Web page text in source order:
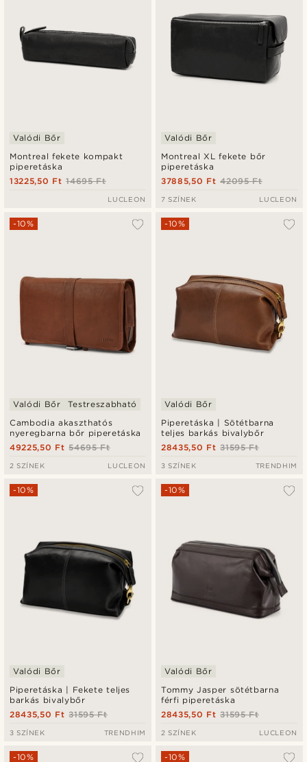
Montreal fekete kompakt
piperetáska
Valódi Bőr
14695 Ft
13225,50 Ft
LUCLEON
Montreal XL fekete bőr
piperetáska
Valódi Bőr
42095 Ft
37885,50 Ft
7 SZÍNEK LUCLEON
Cambodia akaszthatós
nyeregbarna bőr piperetáska
-10%
Valódi Bőr Testreszabható
54695 Ft
49225,50 Ft
2 SZÍNEK LUCLEON
Piperetáska | Sötétbarna
teljes barkás bivalybőr
-10%
Valódi Bőr
31595 Ft
28435,50 Ft
3 SZÍNEK TRENDHIM
Piperetáska | Fekete teljes
barkás bivalybőr
-10%
Valódi Bőr
31595 Ft
28435,50 Ft
3 SZÍNEK TRENDHIM
Tommy Jasper sötétbarna
férfi piperetáska
-10%
Valódi Bőr
31595 Ft
28435,50 Ft
2 SZÍNEK LUCLEON
-10% -10%